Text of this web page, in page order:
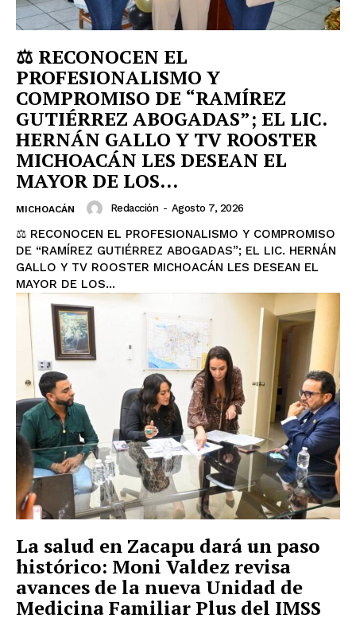
⚖️ RECONOCEN EL
PROFESIONALISMO Y
COMPROMISO DE “RAMÍREZ
GUTIÉRREZ ABOGADAS”; EL LIC.
HERNÁN GALLO Y TV ROOSTER
MICHOACÁN LES DESEAN EL
MAYOR DE LOS...
MICHOACÁN Redacción - Agosto 7, 2026
⚖️ RECONOCEN EL PROFESIONALISMO Y COMPROMISO
DE “RAMÍREZ GUTIÉRREZ ABOGADAS”; EL LIC. HERNÁN
GALLO Y TV ROOSTER MICHOACÁN LES DESEAN EL
MAYOR DE LOS...
La salud en Zacapu dará un paso
histórico: Moni Valdez revisa
avances de la nueva Unidad de
Medicina Familiar Plus del IMSS